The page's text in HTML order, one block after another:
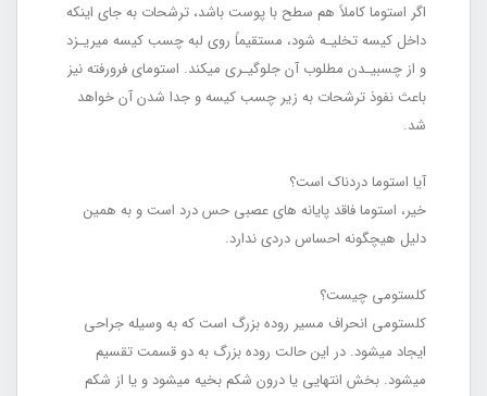
اگر استوما کاملاً هم سطح با پوست باشد، ترشحات به‏ جای اینکه
داخل کیسه تخلیـه شود، مستقیماً روی لبه چسب کیسه می‏ریـزد
و از چسبیـدن مطلوب آن جلوگیـری می‏کند. استومای فرورفته نیز
باعث نفوذ ترشحات به زیر چسب کیسه و جدا شدن آن خواهد
شد.
آیا استوما دردناک است؟
خیر، استوما فاقد پایانه های عصبی حس درد است و به همین
دلیل هیچگونه احساس دردی ندارد.
کلستومی چیست؟
کلستومی انحراف مسیر روده بزرگ است که به‏ وسیله جراحی
ایجاد می‏شود. در این حالت روده بزرگ به دو قسمت تقسیم
می‏شود. بخش انتهایی یا درون شکم بخیه می‏شود و یا از شکم